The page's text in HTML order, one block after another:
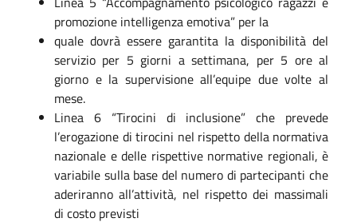
promozione intelligenza emotiva” per la
quale dovrà essere garantita la disponibilità del
servizio per 5 giorni a settimana, per 5 ore al
giorno e la supervisione all’equipe due volte al
mese.
Linea 6 “Tirocini di inclusione” che prevede
l’erogazione di tirocini nel rispetto della normativa
nazionale e delle rispettive normative regionali, è
variabile sulla base del numero di partecipanti che
aderiranno all’attività, nel rispetto dei massimali
di costo previsti